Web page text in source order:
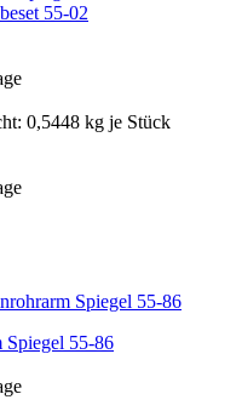
55-02
0,5448 kg je Stück
Spiegel 55-86